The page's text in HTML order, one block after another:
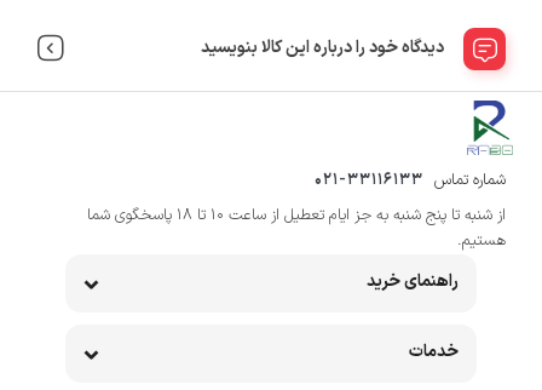
دیدگاه خود را درباره این کالا بنویسید
شماره تماس 021-33116133
از شنبه تا پنج شنبه به جز ایام تعطیل از ساعت 10 تا 18 پاسخگوی شما
هستیم.
راهنمای خرید
خدمات